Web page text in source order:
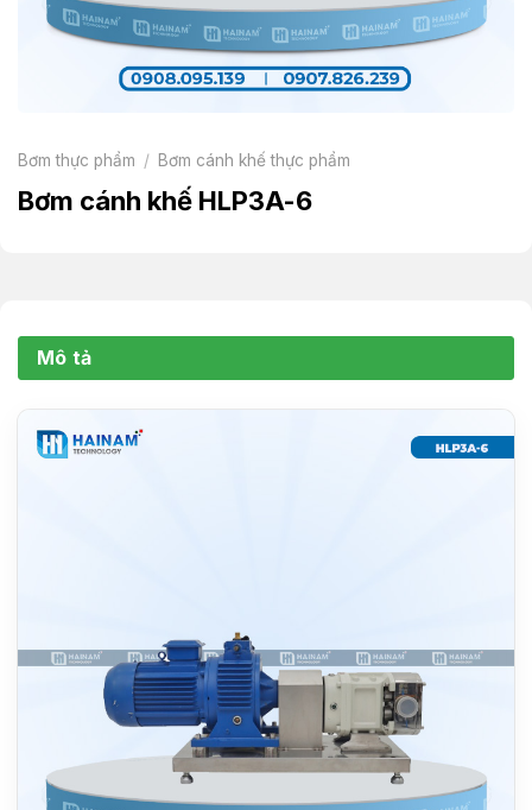
Bơm thực phẩm / Bơm cánh khế thực phẩm
Bơm cánh khế HLP3A-6
Mô tả